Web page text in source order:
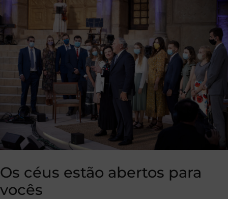
Os céus estão abertos para
vocês